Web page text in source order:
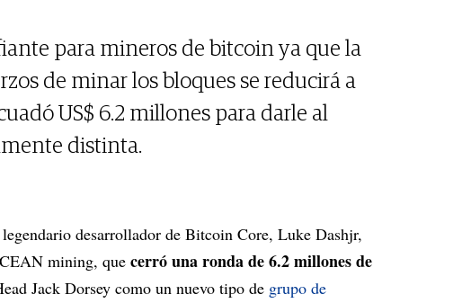
para mineros de bitcoin ya que la
de minar los bloques se reducirá a
US$ 6.2 millones para darle al
distinta.
desarrollador de Bitcoin Core, Luke Dashjr,
mining, que cerró una ronda de 6.2 millones de
Jack Dorsey como un nuevo tipo de grupo de